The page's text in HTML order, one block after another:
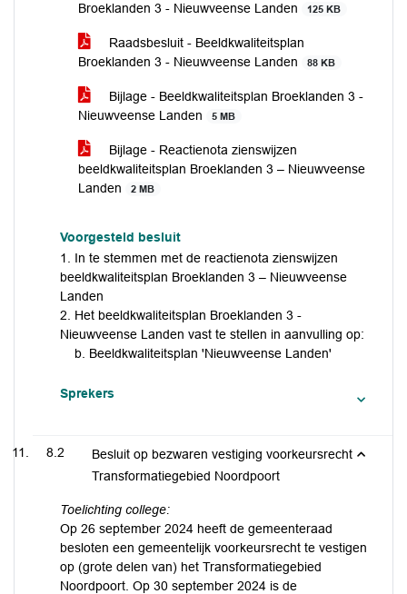
Broeklanden 3 - Nieuwveense Landen
125 KB
Raadsbesluit - Beeldkwaliteitsplan
Broeklanden 3 - Nieuwveense Landen
88 KB
Bijlage - Beeldkwaliteitsplan Broeklanden 3 -
Nieuwveense Landen
5 MB
Bijlage - Reactienota zienswijzen
beeldkwaliteitsplan Broeklanden 3 – Nieuwveense
Landen
2 MB
Voorgesteld besluit
1. In te stemmen met de reactienota zienswijzen
beeldkwaliteitsplan Broeklanden 3 – Nieuwveense
Landen
2. Het beeldkwaliteitsplan Broeklanden 3 -
Nieuwveense Landen vast te stellen in aanvulling op:
b. Beeldkwaliteitsplan 'Nieuwveense Landen'
Sprekers
8.2
Besluit op bezwaren vestiging voorkeursrecht
Transformatiegebied Noordpoort
Toelichting college:
Op 26 september 2024 heeft de gemeenteraad
besloten een gemeentelijk voorkeursrecht te vestigen
op (grote delen van) het Transformatiegebied
Noordpoort. Op 30 september 2024 is de